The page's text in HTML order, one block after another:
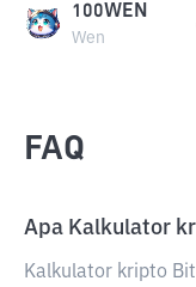
100WEN
Wen
FAQ
Apa Kalkulator
Kalkulator kripto